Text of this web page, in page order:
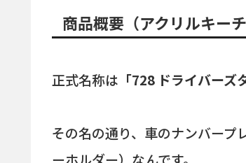
商品概要（アクリルキー
正式名称は 「728 ドライバーズ
その名の通り、車のナンバープ
ーホルダー）なんです。